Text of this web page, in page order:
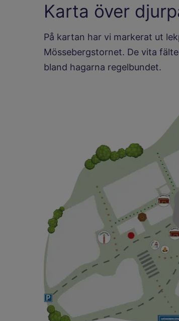
Karta över
På kartan har vi markerat ut
Mössebergstornet. De vita
bland hagarna regelbundet.